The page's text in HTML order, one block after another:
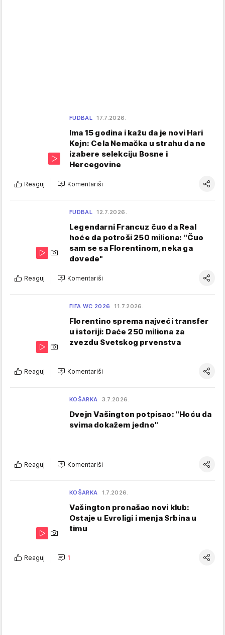
FUDBAL 17.7.2026.
Ima 15 godina i kažu da je novi Hari
Kejn: Cela Nemačka u strahu da ne
izabere selekciju Bosne i
Hercegovine
Reaguj Komentariši
FUDBAL 12.7.2026.
Legendarni Francuz čuo da Real
hoće da potroši 250 miliona: "Čuo
sam se sa Florentinom, neka ga
dovede"
Reaguj Komentariši
FIFA WC 2026 11.7.2026.
Florentino sprema najveći transfer
u istoriji: Daće 250 miliona za
zvezdu Svetskog prvenstva
Reaguj Komentariši
KOŠARKA 3.7.2026.
Dvejn Vašington potpisao: "Hoću da
svima dokažem jedno"
Reaguj Komentariši
KOŠARKA 1.7.2026.
Vašington pronašao novi klub:
Ostaje u Evroligi i menja Srbina u
timu
Reaguj 1